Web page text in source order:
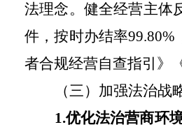
法理念。健全经营主体
件，按时办结率
者合规经营自查指引》
（三）加强法治
1.优化法治营商环